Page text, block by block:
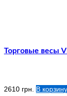
Торговые весы
2610 грн. В корзину